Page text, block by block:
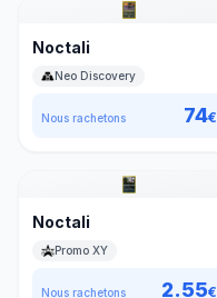
Noctali
Neo Discovery
Nous rachetons 74€
Noctali
Promo XY
Nous rachetons 2.55€